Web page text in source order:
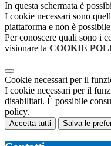
In questa schermata è
I cookie necessari sono
piattaforma e non è
Per conoscere quali sono i
visionare la COOKIE
Cookie necessari per il
I cookie necessari per il
disabilitati. È possibile
policy.
Accetta tutti Salva le